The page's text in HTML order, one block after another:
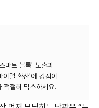
마트 블록' 노출과
이럴 확산'에 강점이